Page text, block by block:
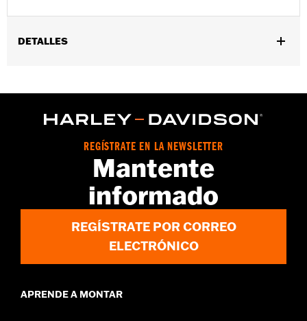
DETALLES
Características funcionales:Bolsillos,Frontal con botones
d.com/warrantyfor full details
Imported
REGÍSTRATE EN LA NEWSLETTER
Mantente
informado
REGÍSTRATE POR CORREO
ELECTRÓNICO
APRENDE A MONTAR